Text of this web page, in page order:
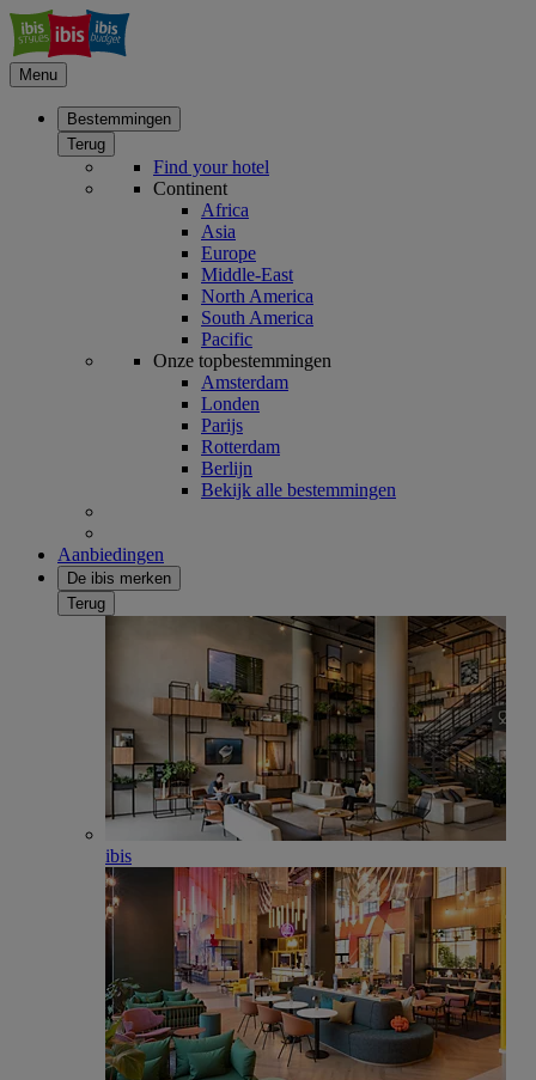
Menu
Bestemmingen
Terug
Find your hotel
Continent
Africa
Asia
Europe
Middle-East
North America
South America
Pacific
Onze topbestemmingen
Amsterdam
Londen
Parijs
Rotterdam
Berlijn
Bekijk alle bestemmingen
Aanbiedingen
De ibis merken
Terug
ibis